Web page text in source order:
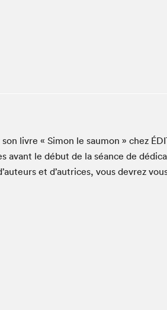
Le Salon dans ta classe
Liseur Public
Matinées scolaires Hydro-
livre « Simon le saumon » chez
avant le début de la séance de
et d’autrices, vous devrez